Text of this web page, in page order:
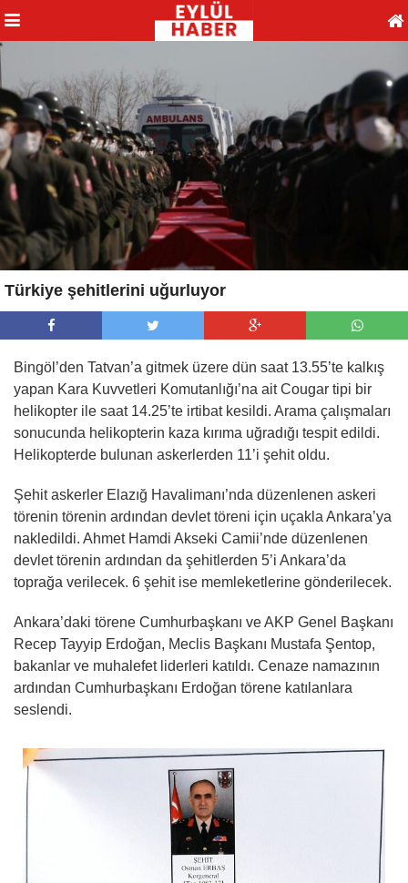
Türkiye şehitlerini uğurluyor
Bingöl’den Tatvan’a gitmek üzere dün saat 13.55’te kalkış
yapan Kara Kuvvetleri Komutanlığı’na ait Cougar tipi bir
helikopter ile saat 14.25’te irtibat kesildi. Arama çalışmaları
sonucunda helikopterin kaza kırıma uğradığı tespit edildi.
Helikopterde bulunan askerlerden 11’i şehit oldu.
Şehit askerler Elazığ Havalimanı’nda düzenlenen askeri
törenin törenin ardından devlet töreni için uçakla Ankara’ya
nakledildi. Ahmet Hamdi Akseki Camii’nde düzenlenen
devlet törenin ardından da şehitlerden 5’i Ankara’da
toprağa verilecek. 6 şehit ise memleketlerine gönderilecek.
Ankara’daki törene Cumhurbaşkanı ve AKP Genel Başkanı
Recep Tayyip Erdoğan, Meclis Başkanı Mustafa Şentop,
bakanlar ve muhalefet liderleri katıldı. Cenaze namazının
ardından Cumhurbaşkanı Erdoğan törene katılanlara
seslendi.